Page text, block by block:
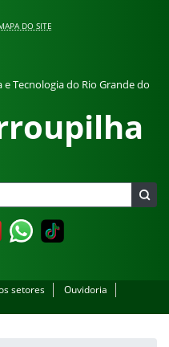
DO SITE
Tecnologia do Rio Grande do
Whatsapp
setores
Ouvidoria